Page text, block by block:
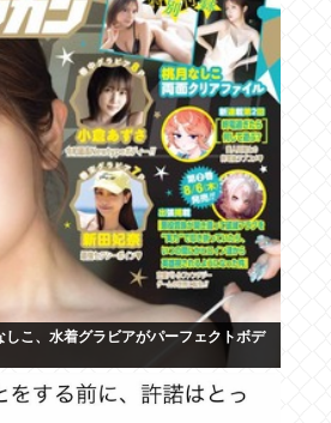
しこ、水着グラビアがパーフェクトボデ